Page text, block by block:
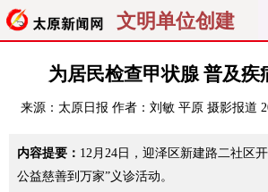
文明单位创建
首页 聚焦 太原
经济 关注 文明
纵横 曝光 综合
为居民检查甲状腺 普及疾
来源： 太原日报 作者：刘敏 平原 摄影报道
内容提要： 12月24日，迎泽区新建路二社区
公益慈善到万家”义诊活动。